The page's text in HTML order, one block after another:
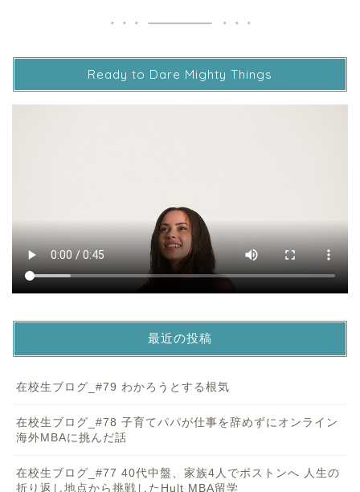
Ready to Dare Mighty Things
最近の投稿
在校生ブログ_#79 わかろうとする根気
在校生ブログ_#78 子育てパパが仕事を辞めずにオンライン
海外MBAに挑んだ話
在校生ブログ_#77 40代中盤、家族4人でボストンへ 人生の
折り返し地点から挑戦したHult MBA留学